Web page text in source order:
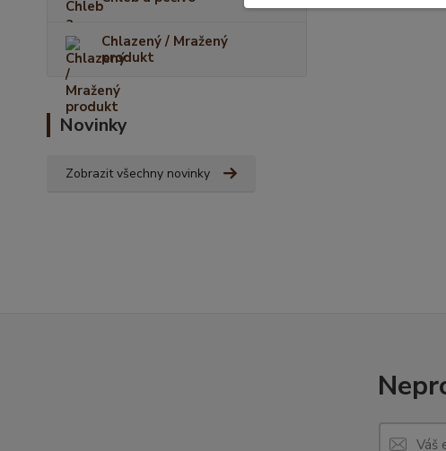
Chlazený / Mražený
produkt
Novinky
Zobrazit všechny novinky